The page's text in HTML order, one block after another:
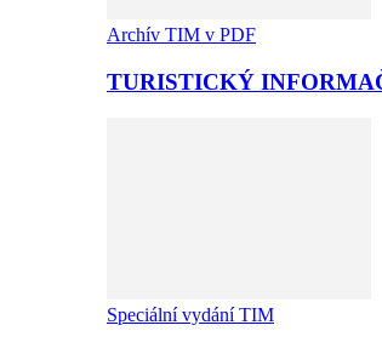
Archív TIM v PDF
TURISTICKÝ
Speciální vydání TIM